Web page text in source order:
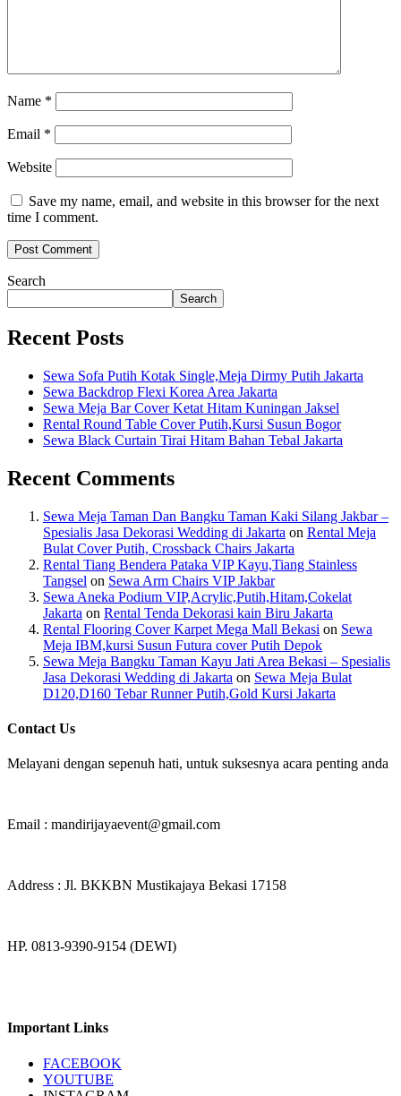
Name *
Email *
Website
Save my name, email, and website in this browser for the next
time I comment.
Search
Search
Recent Posts
Sewa Sofa Putih Kotak Single,Meja Dirmy Putih Jakarta
Sewa Backdrop Flexi Korea Area Jakarta
Sewa Meja Bar Cover Ketat Hitam Kuningan Jaksel
Rental Round Table Cover Putih,Kursi Susun Bogor
Sewa Black Curtain Tirai Hitam Bahan Tebal Jakarta
Recent Comments
Sewa Meja Taman Dan Bangku Taman Kaki Silang Jakbar –
Spesialis Jasa Dekorasi Wedding di Jakarta on Rental Meja
Bulat Cover Putih, Crossback Chairs Jakarta
Rental Tiang Bendera Pataka VIP Kayu,Tiang Stainless
Tangsel on Sewa Arm Chairs VIP Jakbar
Sewa Aneka Podium VIP,Acrylic,Putih,Hitam,Cokelat
Jakarta on Rental Tenda Dekorasi kain Biru Jakarta
Rental Flooring Cover Karpet Mega Mall Bekasi on Sewa
Meja IBM,kursi Susun Futura cover Putih Depok
Sewa Meja Bangku Taman Kayu Jati Area Bekasi – Spesialis
Jasa Dekorasi Wedding di Jakarta on Sewa Meja Bulat
D120,D160 Tebar Runner Putih,Gold Kursi Jakarta
Contact Us
Melayani dengan sepenuh hati, untuk suksesnya acara penting anda
Email : mandirijayaevent@gmail.com
Address : Jl. BKKBN Mustikajaya Bekasi 17158
HP. 0813-9390-9154 (DEWI)
Important Links
FACEBOOK
YOUTUBE